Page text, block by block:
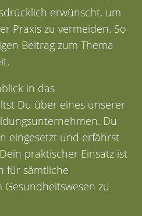
erwünscht, um
Praxis zu vermeiden. So
Beitrag zum Thema
in das
Du über eines unserer
Du
eingesetzt und erfährst
praktischer Einsatz ist
für sämtliche
zu